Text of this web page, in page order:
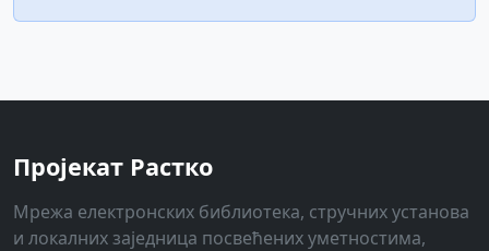
Пројекат Растко
Мрежа електронских библиотека, стручних установа
и локалних заједница посвећених уметностима,